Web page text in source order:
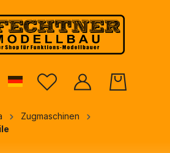
German
Zugmaschinen